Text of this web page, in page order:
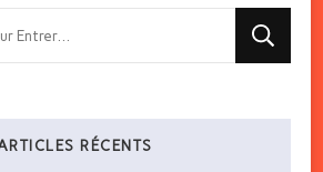
RÉCENTS